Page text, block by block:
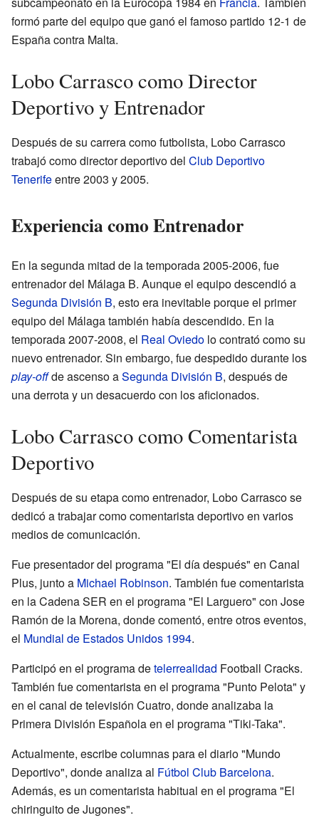
formó parte del equipo que ganó el famoso partido 12-1 de
España contra Malta.
Lobo Carrasco como Director
Deportivo y Entrenador
Después de su carrera como futbolista, Lobo Carrasco
trabajó como director deportivo del Club Deportivo
Tenerifeentre 2003 y 2005.
Experiencia como Entrenador
En la segunda mitad de la temporada 2005-2006, fue
entrenador del Málaga B. Aunque el equipo descendió a
Segunda División B, esto era inevitable porque el primer
equipo del Málaga también había descendido. En la
temporada 2007-2008, el Real Oviedo lo contrató como su
nuevo entrenador. Sin embargo, fue despedido durante los
play-offde ascenso aSegunda División B, después de
una derrota y un desacuerdo con los aficionados.
Lobo Carrasco como Comentarista
Deportivo
Después de su etapa como entrenador, Lobo Carrasco se
dedicó a trabajar como comentarista deportivo en varios
medios de comunicación.
Fue presentador del programa "El día después" en Canal
Plus, junto a Michael Robinson. También fue comentarista
en la Cadena SER en el programa "El Larguero" con Jose
Ramón de la Morena, donde comentó, entre otros eventos,
el Mundial de Estados Unidos 1994.
Participó en el programa detelerrealidad Football Cracks.
También fue comentarista en el programa "Punto Pelota" y
en el canal de televisión Cuatro, donde analizaba la
Primera División Española en el programa "Tiki-Taka".
Actualmente, escribe columnas para el diario "Mundo
Deportivo", donde analiza al Fútbol Club Barcelona.
Además, es un comentarista habitual en el programa "El
chiringuito de Jugones".